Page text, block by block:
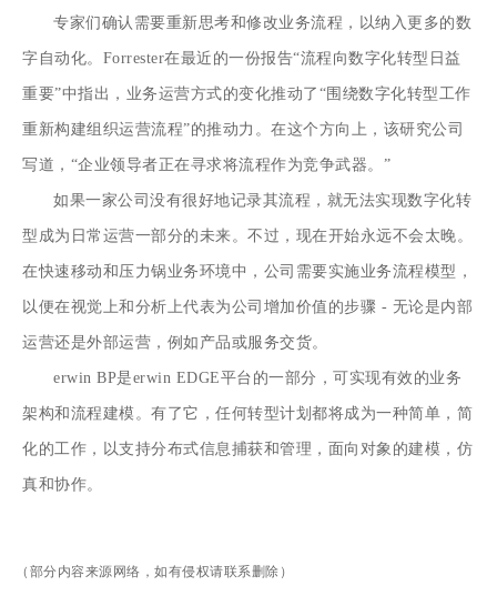
专家们确认需要重新思考和修改业务流程，以纳入更多的数
字自动化。Forrester在最近的一份报告“流程向数字化转型日益
重要”中指出，业务运营方式的变化推动了“围绕数字化转型工作
重新构建组织运营流程”的推动力。在这个方向上，该研究公司
写道，“企业领导者正在寻求将流程作为竞争武器。”
如果一家公司没有很好地记录其流程，就无法实现数字化转
型成为日常运营一部分的未来。不过，现在开始永远不会太晚。
在快速移动和压力锅业务环境中，公司需要实施业务流程模型，
以便在视觉上和分析上代表为公司增加价值的步骤 - 无论是内部
运营还是外部运营，例如产品或服务交货。
erwin BP是erwin EDGE平台的一部分 ，可实现有效的业务
架构和流程建模。有了它，任何转型计划都将成为一种简单，简
化的工作，以支持分布式信息捕获和管理，面向对象的建模，仿
真和协作。
（部分内容来源网络，如有侵权请联系删除）